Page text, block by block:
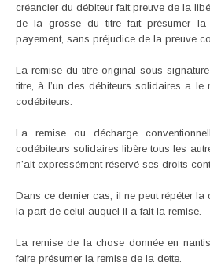
créancier du débiteur fait preuve de la
de la grosse du titre fait présumer
payement, sans préjudice de la preuve
La remise du titre original sous
titre, à l’un des débiteurs solidaires a le
codébiteurs.
La remise ou décharge
codébiteurs solidaires libère tous les
n’ait expressément réservé ses droits
Dans ce dernier cas, il ne peut répéter la
la part de celui auquel il a fait la remise.
La remise de la chose donnée en
faire présumer la remise de la dette.